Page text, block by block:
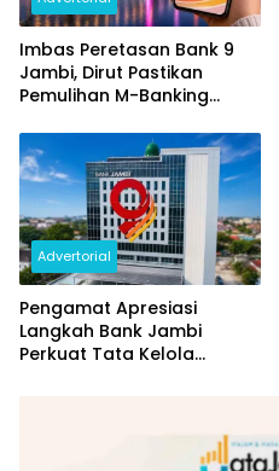
Imbas Peretasan Bank 9
Jambi, Dirut Pastikan
Pemulihan M-Banking
Advertorial
Pengamat Apresiasi
Langkah Bank Jambi
Perkuat Tata Kelola